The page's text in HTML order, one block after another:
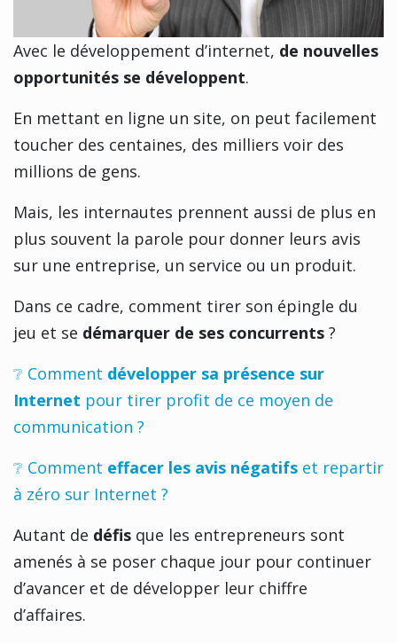
Avec le développement d’internet, de nouvelles
opportunités se développent.
En mettant en ligne un site, on peut facilement
toucher des centaines, des milliers voir des
millions de gens.
Mais, les internautes prennent aussi de plus en
plus souvent la parole pour donner leurs avis
sur une entreprise, un service ou un produit.
Dans ce cadre, comment tirer son épingle du
jeu et se démarquer de ses concurrents ?
❔ Comment développer sa présence sur
Internet pour tirer profit de ce moyen de
communication ?
❔ Comment effacer les avis négatifs et repartir
à zéro sur Internet ?
Autant de défis que les entrepreneurs sont
amenés à se poser chaque jour pour continuer
d’avancer et de développer leur chiffre
d’affaires.